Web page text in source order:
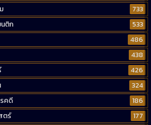
733
ติก
533
486
438
426
324
คดี
186
ตร์
177